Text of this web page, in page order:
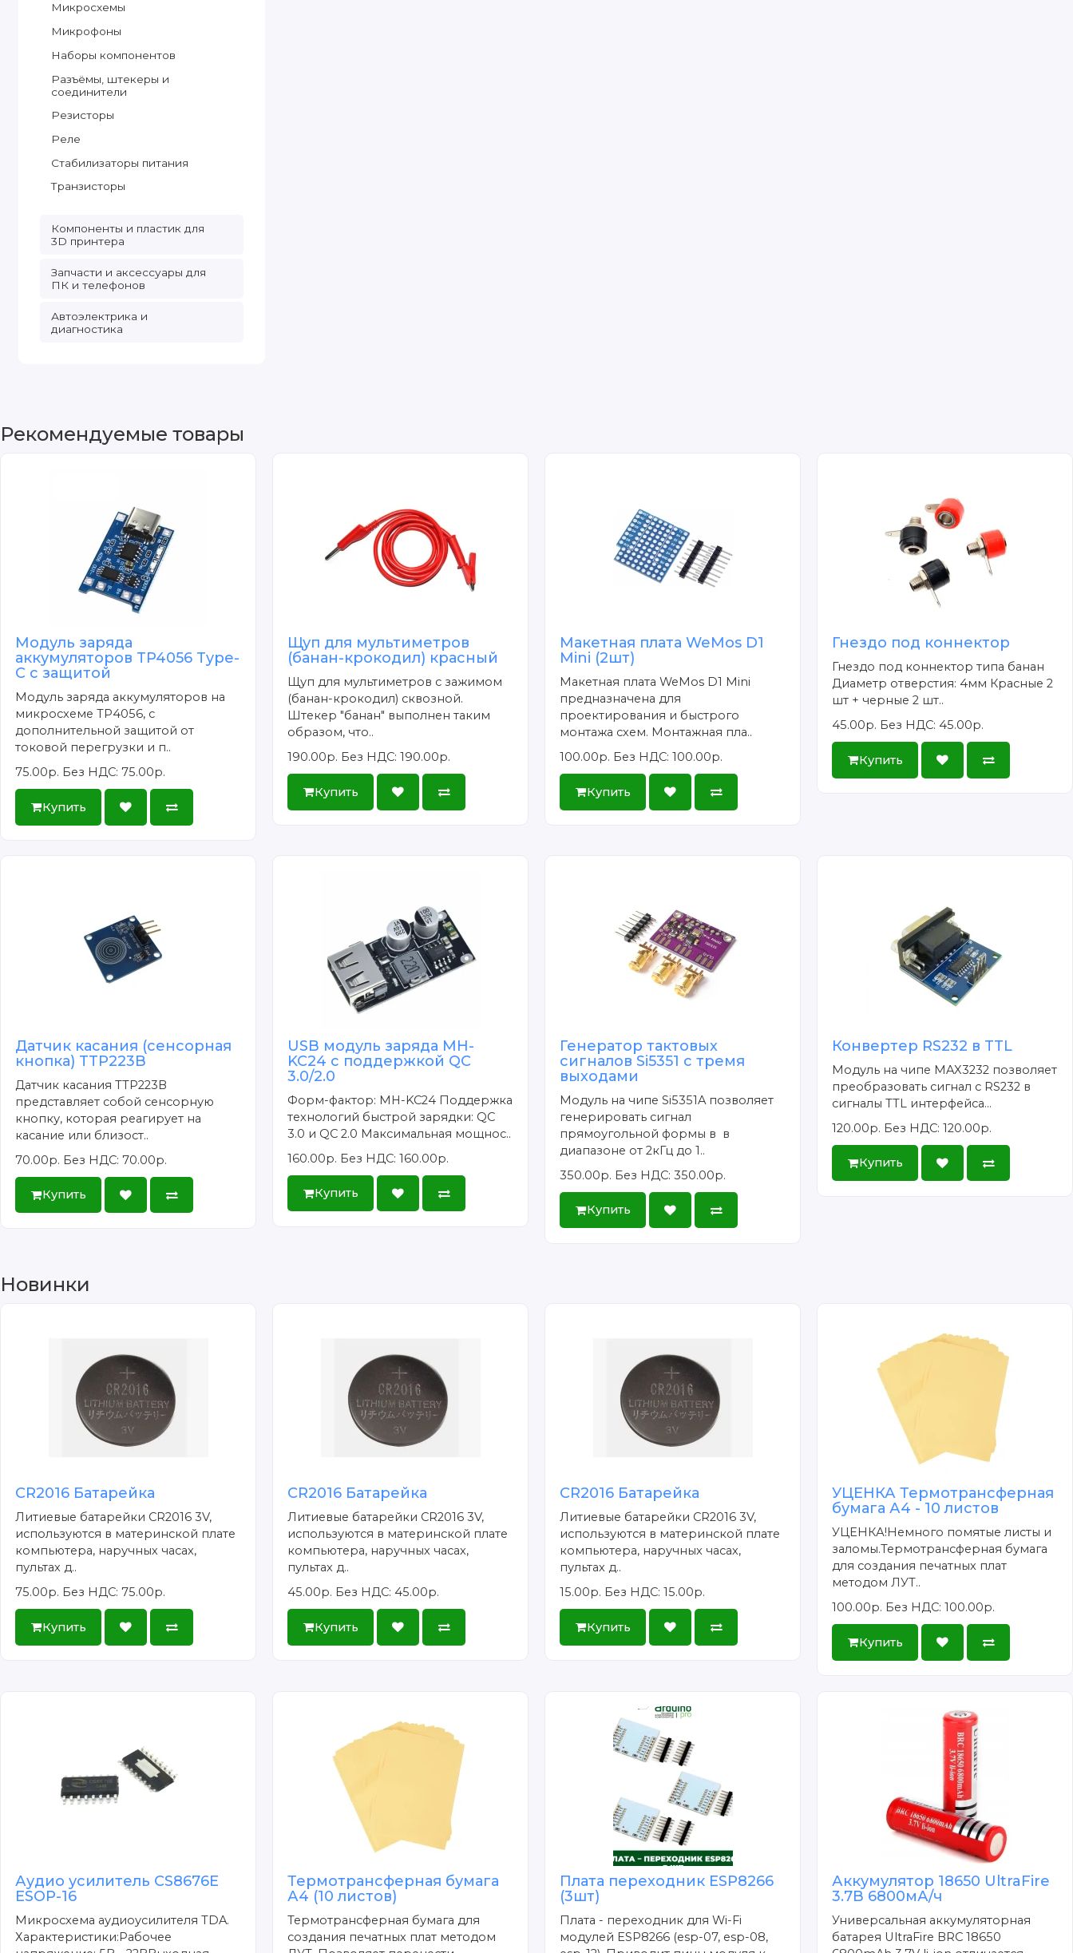
Микросхемы
Микрофоны
Наборы компонентов
Разъёмы, штекеры и
соединители
Резисторы
Реле
Стабилизаторы питания
Транзисторы
Компоненты и пластик для
3D принтера
Запчасти и аксессуары для
ПК и телефонов
Автоэлектрика и
диагностика
Рекомендуемые товары
Модуль заряда
аккумуляторов TP4056 Type-
C с защитой
Модуль заряда аккумуляторов на
микросхеме TP4056, с
дополнительной защитой от
токовой перегрузки и п..
75.00р. Без НДС: 75.00р.
Купить
Щуп для мультиметров
(банан-крокодил) красный
Щуп для мультиметров с зажимом
(банан-крокодил) сквозной.
Штекер "банан" выполнен таким
образом, что..
190.00р. Без НДС: 190.00р.
Купить
Макетная плата WeMos D1
Mini (2шт)
Макетная плата WeMos D1 Mini
предназначена для
проектирования и быстрого
монтажа схем. Монтажная пла..
100.00р. Без НДС: 100.00р.
Купить
Гнездо под коннектор
Гнездо под коннектор типа банан
Диаметр отверстия: 4мм Красные 2
шт + черные 2 шт..
45.00р. Без НДС: 45.00р.
Купить
Датчик касания (сенсорная
кнопка) TTP223B
Датчик касания TTP223B
представляет собой сенсорную
кнопку, которая реагирует на
касание или близост..
70.00р. Без НДС: 70.00р.
Купить
USB модуль заряда MH-
KC24 с поддержкой QC
3.0/2.0
Форм-фактор: MH-KC24 Поддержка
технологий быстрой зарядки: QC
3.0 и QC 2.0 Максимальная мощнос..
160.00р. Без НДС: 160.00р.
Купить
Генератор тактовых
сигналов Si5351 с тремя
выходами
Модуль на чипе Si5351A позволяет
генерировать сигнал
прямоугольной формы в в
диапазоне от 2кГц до 1..
350.00р. Без НДС: 350.00р.
Купить
Конвертер RS232 в TTL
Модуль на чипе MAX3232 позволяет
преобразовать сигнал с RS232 в
сигналы TTL интерфейса...
120.00р. Без НДС: 120.00р.
Купить
Новинки
CR2016 Батарейка
Литиевые батарейки CR2016 3V,
используются в материнской плате
компьютера, наручных часах,
пультах д..
75.00р. Без НДС: 75.00р.
Купить
CR2016 Батарейка
Литиевые батарейки CR2016 3V,
используются в материнской плате
компьютера, наручных часах,
пультах д..
45.00р. Без НДС: 45.00р.
Купить
CR2016 Батарейка
Литиевые батарейки CR2016 3V,
используются в материнской плате
компьютера, наручных часах,
пультах д..
15.00р. Без НДС: 15.00р.
Купить
УЦЕНКА Термотрансферная
бумага А4 - 10 листов
УЦЕНКА!Немного помятые листы и
заломы.Термотрансферная бумага
для создания печатных плат
методом ЛУТ..
100.00р. Без НДС: 100.00р.
Купить
Аудио усилитель CS8676E
ESOP-16
Микросхема аудиоусилителя TDA.
Характеристики:Рабочее
Термотрансферная бумага
А4 (10 листов)
Термотрансферная бумага для
создания печатных плат методом
Плата переходник ESP8266
(3шт)
Плата - переходник для Wi-Fi
модулей ESP8266 (esp-07, esp-08,
Аккумулятор 18650 UltraFire
3.7В 6800мА/ч
Универсальная аккумуляторная
батарея UltraFire BRC 18650